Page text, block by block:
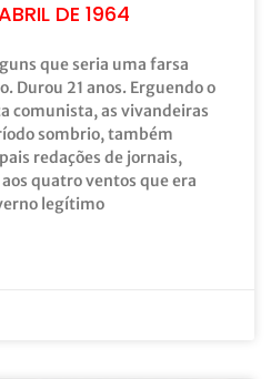
DE 1964
que seria uma farsa
Durou 21 anos. Erguendo o
comunista, as vivandeiras
sombrio, também
redações de jornais,
quatro ventos que era
legítimo